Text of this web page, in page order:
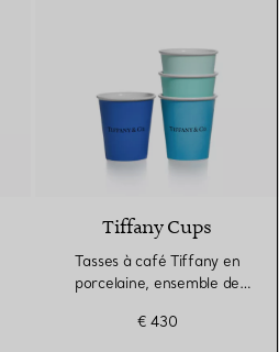
Tiffany Cups
Tasses à café Tiffany en
porcelaine, ensemble de
€ 430